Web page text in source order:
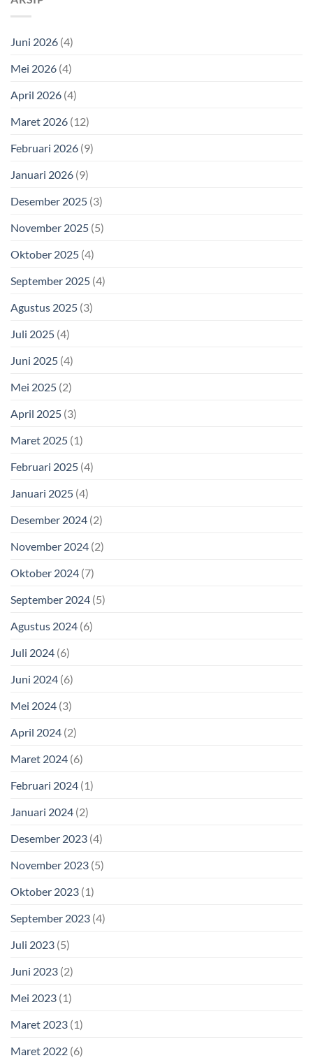
Juni 2026 (4)
Mei 2026 (4)
April 2026 (4)
Maret 2026 (12)
Februari 2026 (9)
Januari 2026 (9)
Desember 2025 (3)
November 2025 (5)
Oktober 2025 (4)
September 2025 (4)
Agustus 2025 (3)
Juli 2025 (4)
Juni 2025 (4)
Mei 2025 (2)
April 2025 (3)
Maret 2025 (1)
Februari 2025 (4)
Januari 2025 (4)
Desember 2024 (2)
November 2024 (2)
Oktober 2024 (7)
September 2024 (5)
Agustus 2024 (6)
Juli 2024 (6)
Juni 2024 (6)
Mei 2024 (3)
April 2024 (2)
Maret 2024 (6)
Februari 2024 (1)
Januari 2024 (2)
Desember 2023 (4)
November 2023 (5)
Oktober 2023 (1)
September 2023 (4)
Juli 2023 (5)
Juni 2023 (2)
Mei 2023 (1)
Maret 2023 (1)
Maret 2022 (6)